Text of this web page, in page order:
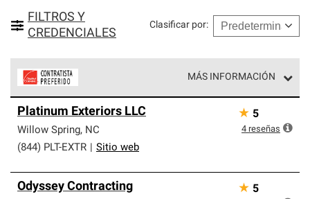
FILTROS Y
CREDENCIALES
Clasificar por:
MÁS INFORMACIÓN
parte de una red exclusiva de profesionales de techos
que cumplen con altos estándares y requisitos estrictos
de profesionalismo y confiabilidad.
Platinum Exteriors LLC
Willow Spring, NC
(844) PLT-EXTR
Sitio web
★ 5
4 reseñas
Odyssey Contracting ★ 5